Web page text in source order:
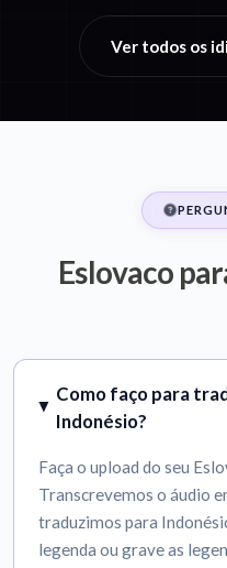
Ver todos os
Eslovaco
Como faço para
Indonésio?
Faça o upload do seu
Transcrevemos o áudio
traduzimos para
legenda ou grave as